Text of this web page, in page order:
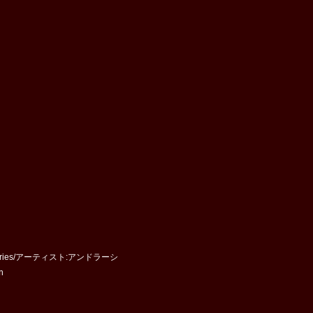
アーティスト:アンドラーシ